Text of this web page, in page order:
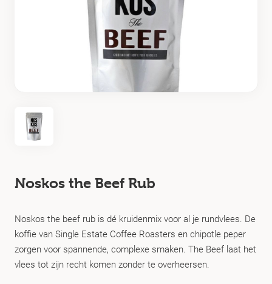
Noskos the Beef Rub
Noskos the beef rub is dé kruidenmix voor al je rundvlees. De
koffie van Single Estate Coffee Roasters en chipotle peper
zorgen voor spannende, complexe smaken. The Beef laat het
vlees tot zijn recht komen zonder te overheersen.